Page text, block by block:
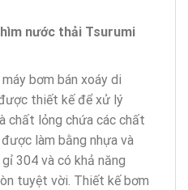
nước thải Tsurumi
bơm bán xoáy di
thiết kế để xử lý
chất lỏng chứa các chất
làm bằng nhựa và
304 và có khả năng
tuyệt vời. Thiết kế bơm